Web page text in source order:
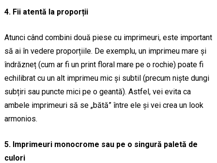
4. Fii atentă la proporții
Atunci când combini două piese cu imprimeuri, este important
să ai în vedere proporțiile. De exemplu, un imprimeu mare și
îndrăzneț (cum ar fi un print floral mare pe o rochie) poate fi
echilibrat cu un alt imprimeu mic și subtil (precum niște dungi
subțiri sau puncte mici pe o geantă). Astfel, vei evita ca
ambele imprimeuri să se „bătă” între ele și vei crea un look
armonios.
5. Imprimeuri monocrome sau pe o singură paletă de
culori